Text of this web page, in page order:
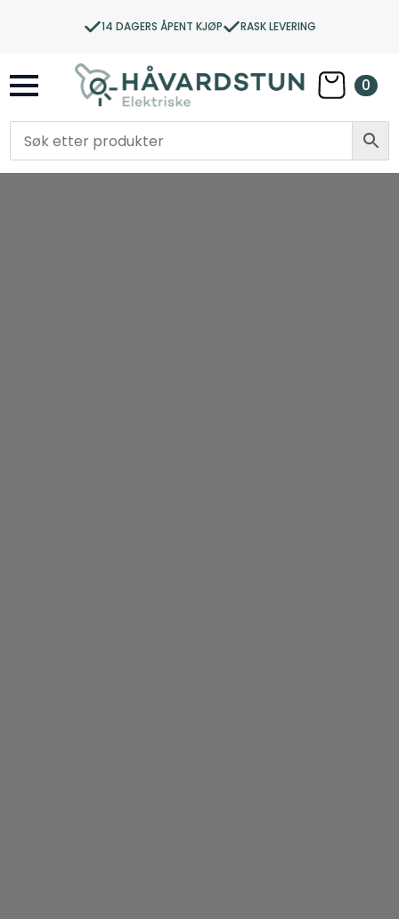
14 DAGERS ÅPENT KJØP RASK LEVERING
0